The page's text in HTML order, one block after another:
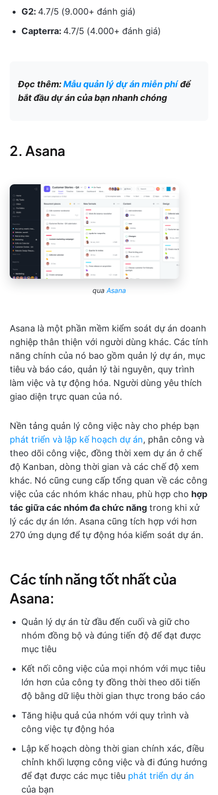
G2: 4.7/5 (9.000+ đánh giá)
Capterra: 4.7/5 (4.000+ đánh giá)
Đọc thêm:Mẫu quản lý dự án miễn phí để
bắt đầu dự án của bạn nhanh chóng
2. Asana
qua Asana
Asana là một phần mềm kiểm soát dự án doanh
nghiệp thân thiện với người dùng khác. Các tính
năng chính của nó bao gồm quản lý dự án, mục
tiêu và báo cáo, quản lý tài nguyên, quy trình
làm việc và tự động hóa. Người dùng yêu thích
giao diện trực quan của nó.
Nền tảng quản lý công việc này cho phép bạn
phát triển và lập kế hoạch dự án, phân công và
theo dõi công việc, đồng thời xem dự án ở chế
độ Kanban, dòng thời gian và các chế độ xem
khác. Nó cũng cung cấp tổng quan về các công
việc của các nhóm khác nhau, phù hợp cho hợp
tác giữa các nhóm đa chức năng trong khi xử
lý các dự án lớn. Asana cũng tích hợp với hơn
270 ứng dụng để tự động hóa kiểm soát dự án.
Các tính năng tốt nhất của
Asana:
Quản lý dự án từ đầu đến cuối và giữ cho
nhóm đồng bộ và đúng tiến độ để đạt được
mục tiêu
Kết nối công việc của mọi nhóm với mục tiêu
lớn hơn của công ty đồng thời theo dõi tiến
độ bằng dữ liệu thời gian thực trong báo cáo
Tăng hiệu quả của nhóm với quy trình và
công việc tự động hóa
Lập kế hoạch dòng thời gian chính xác, điều
chỉnh khối lượng công việc và đi đúng hướng
để đạt được các mục tiêu phát triển dự án
của bạn